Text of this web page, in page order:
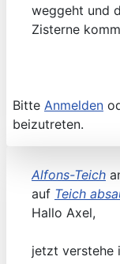
weggeht und
Zisterne
Bitte Anmelden
beizutreten.
Alfons-Teich
auf Teich
Hallo Axel,
jetzt verstehe